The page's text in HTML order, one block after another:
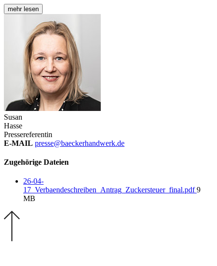
mehr lesen
Susan
Hasse
Pressereferentin
E-MAIL presse@baeckerhandwerk.de
Zugehörige Dateien
26-04-
17_Verbaendeschreiben_Antrag_Zuckersteuer_final.pdf9
MB